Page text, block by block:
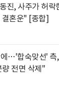
진, 사주가 허락
결혼운" [종합]
…'합숙맞선' 측
량 전면 삭제"